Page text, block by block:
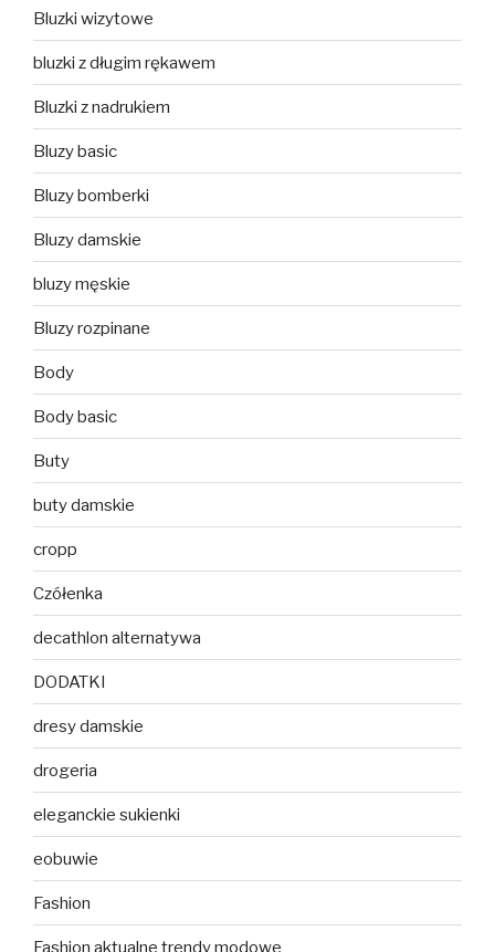
Bluzki wizytowe
bluzki z długim rękawem
Bluzki z nadrukiem
Bluzy basic
Bluzy bomberki
Bluzy damskie
bluzy męskie
Bluzy rozpinane
Body
Body basic
Buty
buty damskie
cropp
Czółenka
decathlon alternatywa
DODATKI
dresy damskie
drogeria
eleganckie sukienki
eobuwie
Fashion
Fashion aktualne trendy modowe